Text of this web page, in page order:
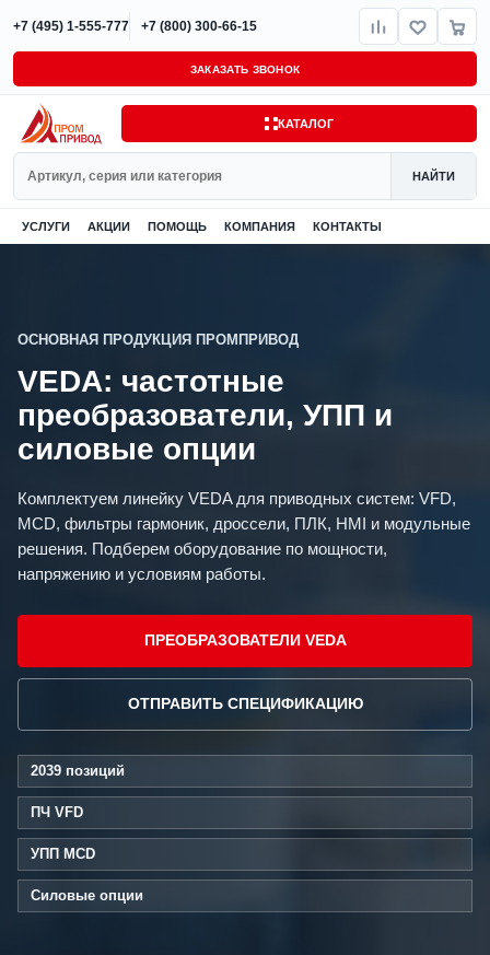
+7 (495) 1-555-777 +7 (800) 300-66-15
ЗАКАЗАТЬ ЗВОНОК
КАТАЛОГ
НАЙТИ
УСЛУГИ АКЦИИ ПОМОЩЬ КОМПАНИЯ КОНТАКТЫ
ОСНОВНАЯ ПРОДУКЦИЯ ПРОМПРИВОД
VEDA: частотные
преобразователи, УПП и
силовые опции
Комплектуем линейку VEDA для приводных систем: VFD,
MCD, фильтры гармоник, дроссели, ПЛК, HMI и модульные
решения. Подберем оборудование по мощности,
напряжению и условиям работы.
ПРЕОБРАЗОВАТЕЛИ VEDA
ОТПРАВИТЬ СПЕЦИФИКАЦИЮ
2039 позиций
ПЧ VFD
УПП MCD
Силовые опции